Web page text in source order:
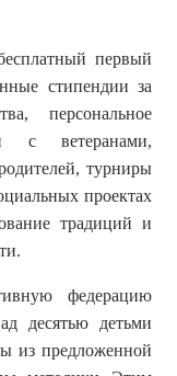
первый
стипендии за
персональное
с ветеранами,
турниры
проектах
традиций и
федерацию
десятью детьми
из предложенной